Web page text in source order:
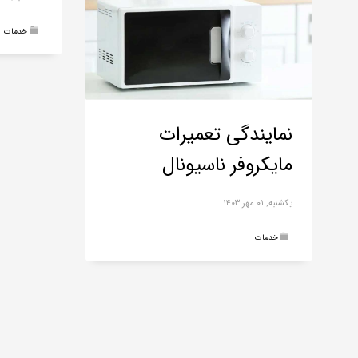
خدمات
نمایندگی تعمیرات
مایکروفر ناسیونال
یکشنبه, ۰۱ مهر ۱۴۰۳
خدمات